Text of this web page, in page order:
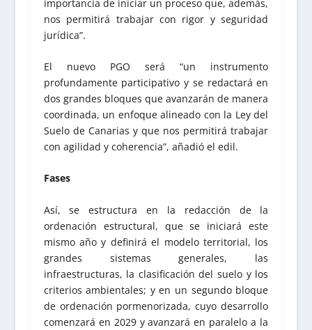
importancia de iniciar un proceso que, además,
nos permitirá trabajar con rigor y seguridad
jurídica”.
El nuevo PGO será “un instrumento
profundamente participativo y se redactará en
dos grandes bloques que avanzarán de manera
coordinada, un enfoque alineado con la Ley del
Suelo de Canarias y que nos permitirá trabajar
con agilidad y coherencia”, añadió el edil.
Fases
Así, se estructura en la redacción de la
ordenación estructural, que se iniciará este
mismo año y definirá el modelo territorial, los
grandes sistemas generales, las
infraestructuras, la clasificación del suelo y los
criterios ambientales; y en un segundo bloque
de ordenación pormenorizada, cuyo desarrollo
comenzará en 2029 y avanzará en paralelo a la